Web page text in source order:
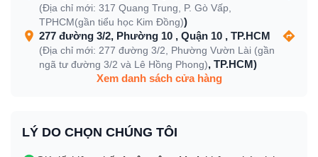
(Địa chỉ mới: 317 Quang Trung, P. Gò Vấp,
TPHCM(gần tiểu học Kim Đồng))
277 đường 3/2, Phường 10 , Quận 10 , TP.HCM
(Địa chỉ mới: 277 đường 3/2, Phường Vườn Lài (gần
ngã tư đường 3/2 và Lê Hồng Phong), TP.HCM)
Xem danh sách cửa hàng
LÝ DO CHỌN CHÚNG TÔI